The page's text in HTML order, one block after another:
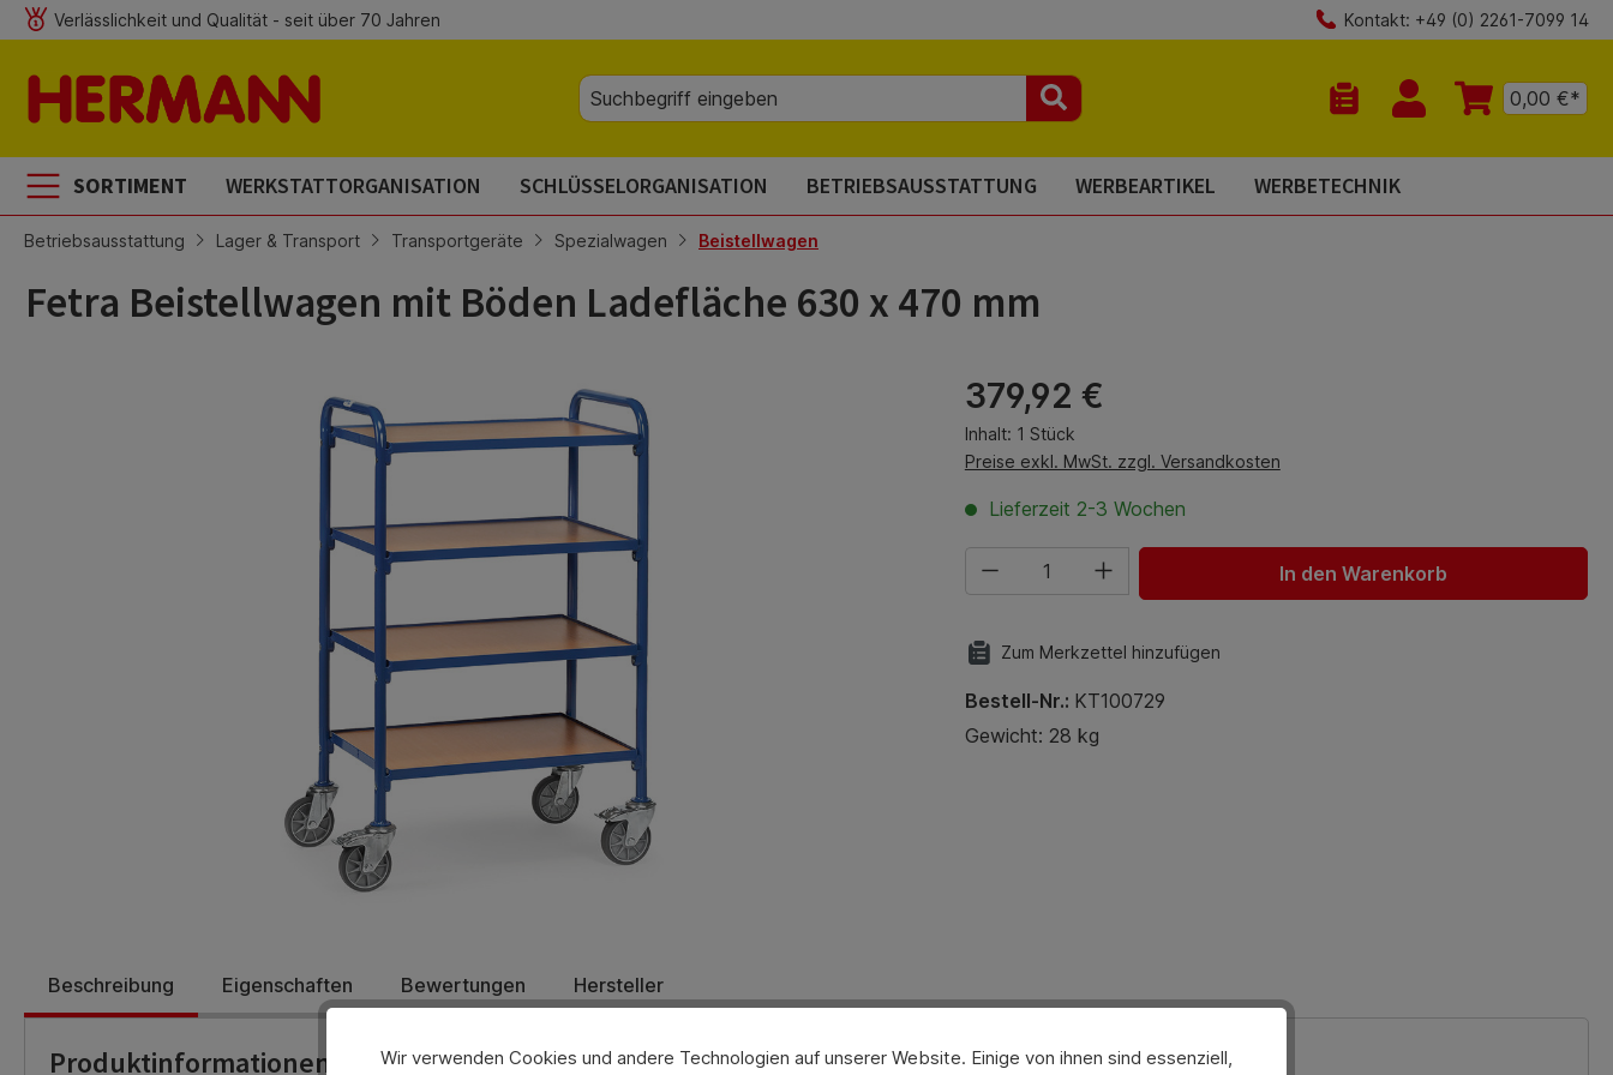
Hauptinhalt springen
Zur Suche springen
Zur Hauptnavigation springen
Verlässlichkeit und Qualität - seit über 70 Jahren Kontakt: +49 (0) 2261-7099 14
Du hast 0 Produkte auf dem
0,00 €*
SORTIMENT WERKSTATTORGANISATION SCHLÜSSELORGANISATION BETRIEBSAUSSTATTUNG WERBEARTIKEL WERBETECHNIK
Betriebsausstattung Lager & Transport Transportgeräte Spezialwagen Beistellwagen
Fetra Beistellwagen mit Böden Ladefläche 630 x 470 mm
Regulärer Preis:
379,92 €
Inhalt: 1 Stück
Preise exkl. MwSt. zzgl. Versandkosten
Lieferzeit 2-3 Wochen
Produkt Anzahl: Gib den gewünschten Wert ein oder benutze die
In den Warenkorb
Zum Merkzettel hinzufügen
Bestell-Nr.: KT100729
Gewicht: 28 kg
Beschreibung Eigenschaften Bewertungen Hersteller
Produktinformationen
Wir verwenden Cookies und andere Technologien auf unserer Website. Einige von ihnen sind essenziell,